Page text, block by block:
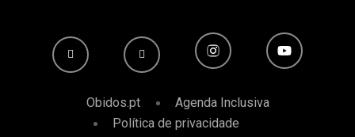
Obidos.pt
Agenda Inclusiva
Política de privacidade